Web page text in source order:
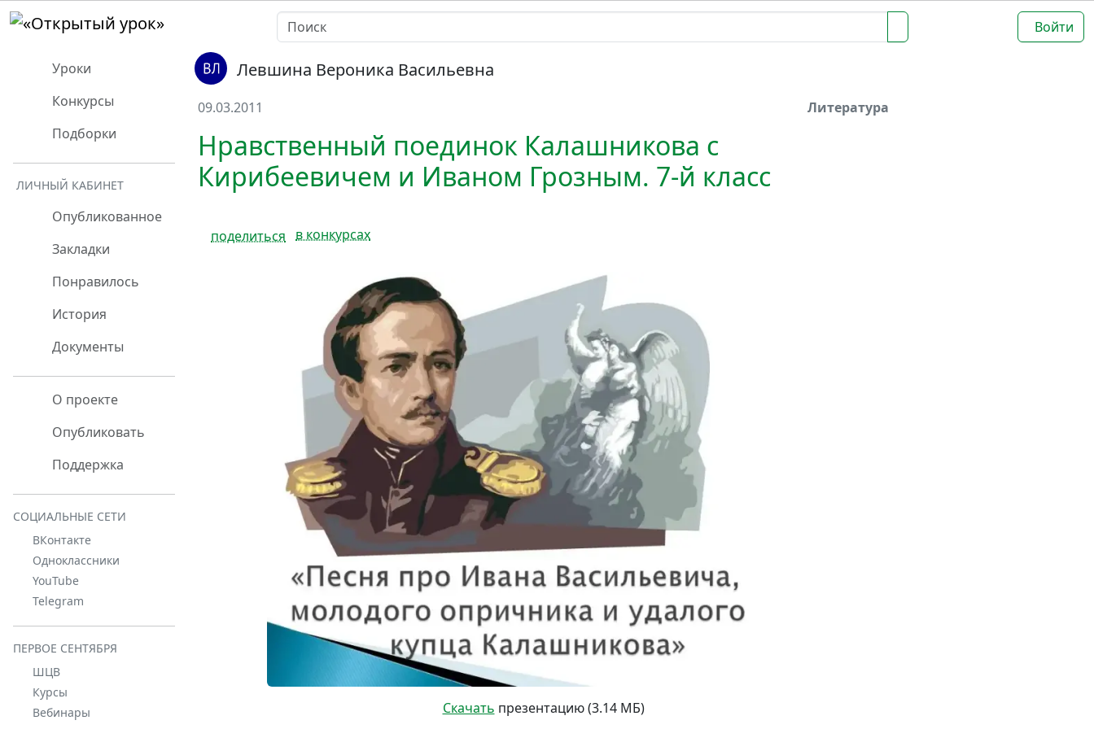
Войти
Уроки
Конкурсы
Подборки
ЛИЧНЫЙ КАБИНЕТ
Опубликованное
Закладки
Понравилось
История
Документы
О проекте
Опубликовать
Поддержка
СОЦИАЛЬНЫЕ СЕТИ
ВКонтакте
Одноклассники
YouTube
Telegram
ПЕРВОЕ СЕНТЯБРЯ
ШЦВ
Курсы
Вебинары
Левшина Вероника Васильевна
09.03.2011 Литература
Нравственный поединок Калашникова с
Кирибеевичем и Иваном Грозным. 7-й класс
поделиться в конкурсах
Скачать презентацию (3.14 МБ)